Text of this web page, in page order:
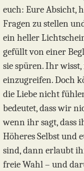
euch: Eure Absicht,
Fragen zu stellen
ein heller
gefüllt von einer
sie spüren. Ihr
einzugreifen. Doch
die Liebe nicht
bedeutet, dass wir
wenn ihr sagt, dass
Höheres Selbst und
sind, dann erlaubt
freie Wahl – und